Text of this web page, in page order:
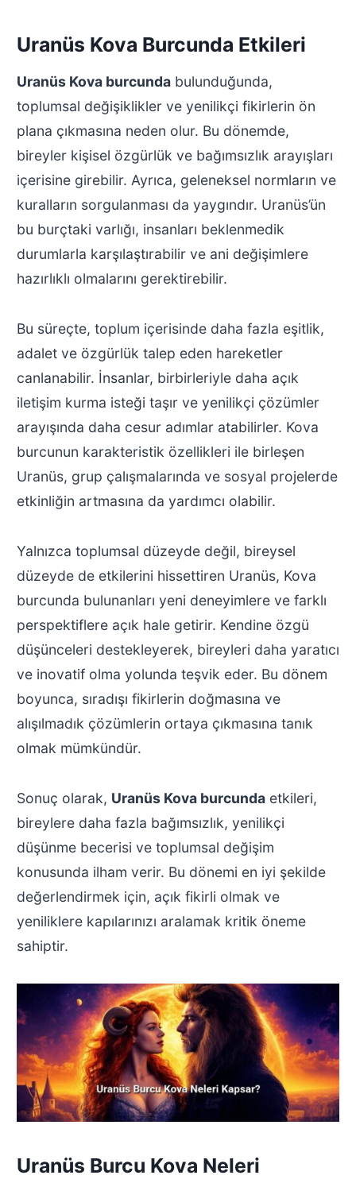
Uranüs Kova Burcunda Etkileri
Uranüs Kova burcundabulunduğunda,
toplumsal değişiklikler ve yenilikçi fikirlerin ön
plana çıkmasına neden olur. Bu dönemde,
bireyler kişisel özgürlük ve bağımsızlık arayışları
içerisine girebilir. Ayrıca, geleneksel normların ve
kuralların sorgulanması da yaygındır. Uranüs’ün
bu burçtaki varlığı, insanları beklenmedik
durumlarla karşılaştırabilir ve ani değişimlere
hazırlıklı olmalarını gerektirebilir.
Bu süreçte, toplum içerisinde daha fazla eşitlik,
adalet ve özgürlük talep eden hareketler
canlanabilir. İnsanlar, birbirleriyle daha açık
iletişim kurma isteği taşır ve yenilikçi çözümler
arayışında daha cesur adımlar atabilirler. Kova
burcunun karakteristik özellikleri ile birleşen
Uranüs, grup çalışmalarında ve sosyal projelerde
etkinliğin artmasına da yardımcı olabilir.
Yalnızca toplumsal düzeyde değil, bireysel
düzeyde de etkilerini hissettiren Uranüs, Kova
burcunda bulunanları yeni deneyimlere ve farklı
perspektiflere açık hale getirir. Kendine özgü
düşünceleri destekleyerek, bireyleri daha yaratıcı
ve inovatif olma yolunda teşvik eder. Bu dönem
boyunca, sıradışı fikirlerin doğmasına ve
alışılmadık çözümlerin ortaya çıkmasına tanık
olmak mümkündür.
Sonuç olarak, Uranüs Kova burcundaetkileri,
bireylere daha fazla bağımsızlık, yenilikçi
düşünme becerisi ve toplumsal değişim
konusunda ilham verir. Bu dönemi en iyi şekilde
değerlendirmek için, açık fikirli olmak ve
yeniliklere kapılarınızı aralamak kritik öneme
sahiptir.
Uranüs Burcu Kova Neleri